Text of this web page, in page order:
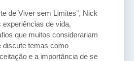
de Viver sem Limites”, Nick
de vida,
que muitos considerariam
discute temas como
e a importância de se